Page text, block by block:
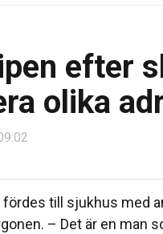
efter
olika
fördes till sjukhus med
– Det är en man